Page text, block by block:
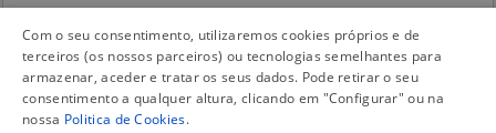
Com o seu consentimento, utilizaremos cookies próprios e de
terceiros (os nossos parceiros) ou tecnologias semelhantes para
armazenar, aceder e tratar os seus dados. Pode retirar o seu
consentimento a qualquer altura, clicando em "Configurar" ou na
nossa Politica de Cookies.